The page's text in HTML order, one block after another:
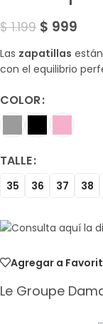
$1.199 $ 999
Las zapatillas
con el equilibrio
COLOR
TALLE
35 36 37 38
Agregar a
Le Groupe